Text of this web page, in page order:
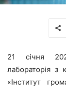
21 січня
лабораторія з
«Інститут